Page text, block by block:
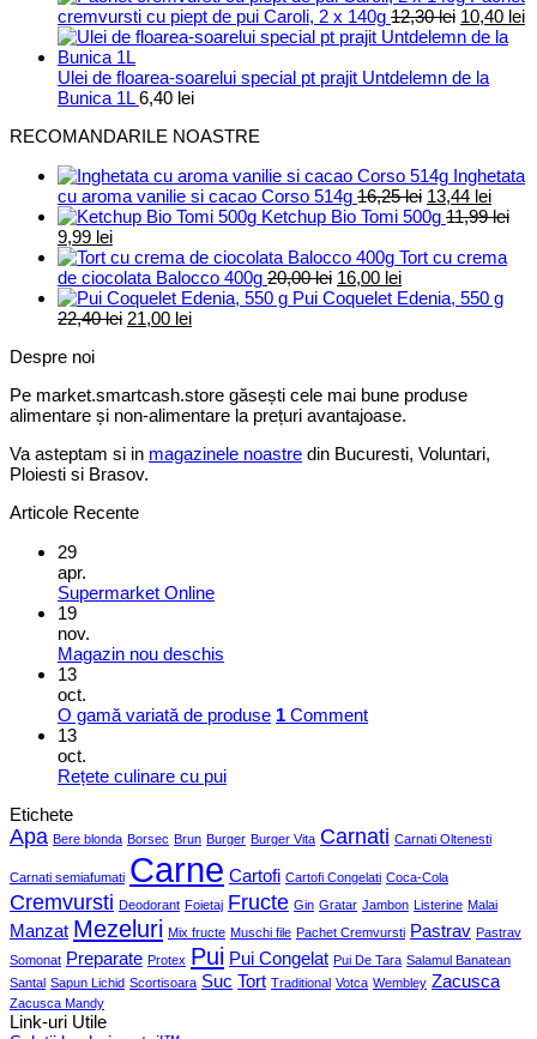
cremvursti cu piept de pui Caroli, 2 x 140g 12,30lei Prețul
inițial
fost:
10,40 lei
Ulei de floarea-soarelui special pt prajit Untdelemn de la
Bunica 1L 6,40 lei
RECOMANDARILE NOASTRE
Inghetata
cu aroma vanilie si cacao Corso 514g 16,25lei Prețul
inițial
fost:
13,44 leiPrețul
13,44
Ketchup Bio Tomi 500g 11,99lei
Prețul
inițial
a
fost:
11,99 lei.
9,99 leiPrețul
curent
este:
9,99 lei.
Tort cu crema
de ciocolata Balocco 400g 20,00lei Prețul
inițial
16,00 leiPrețul
curent
Pui Coquelet Edenia, 550 g
22,40lei Prețul
22,40 lei.
21,00 leiPrețul
Despre noi
Pe market.smartcash.store găsești cele mai bune produse
alimentare și non-alimentare la prețuri avantajoase.
Va asteptam si in magazinele noastre din Bucuresti, Voluntari,
Ploiesti si Brasov.
Articole Recente
29
apr.
Supermarket Online
19
nov.
Magazin nou deschis
13
oct.
O gamă variată de produse 1 Comment
13
oct.
Rețete culinare cu pui
Etichete
Apa Bere blonda Borsec Brun Burger Burger Vita Carnati Carnati Oltenesti
Carnati semiafumati Carne Cartofi Cartofi Congelati Coca-Cola
Cremvursti Deodorant Foietaj Fructe Gin Gratar Jambon Listerine Malai
Manzat Mezeluri Mix fructe Muschi file Pachet Cremvursti Pastrav Pastrav
Somonat Preparate Protex Pui Pui Congelat Pui De Tara Salamul Banatean
Santal Sapun Lichid Scortisoara Suc Tort Traditional Votca Wembley Zacusca
Zacusca Mandy
Link-uri Utile